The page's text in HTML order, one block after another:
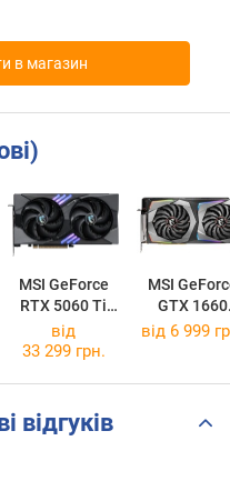
в магазин
MSI GeForce
RTX 5060 Ti
16G GAMING
OC
MSI
GTX 1660
GAMING X
від
33 299 грн.
від 6 999
відгуків